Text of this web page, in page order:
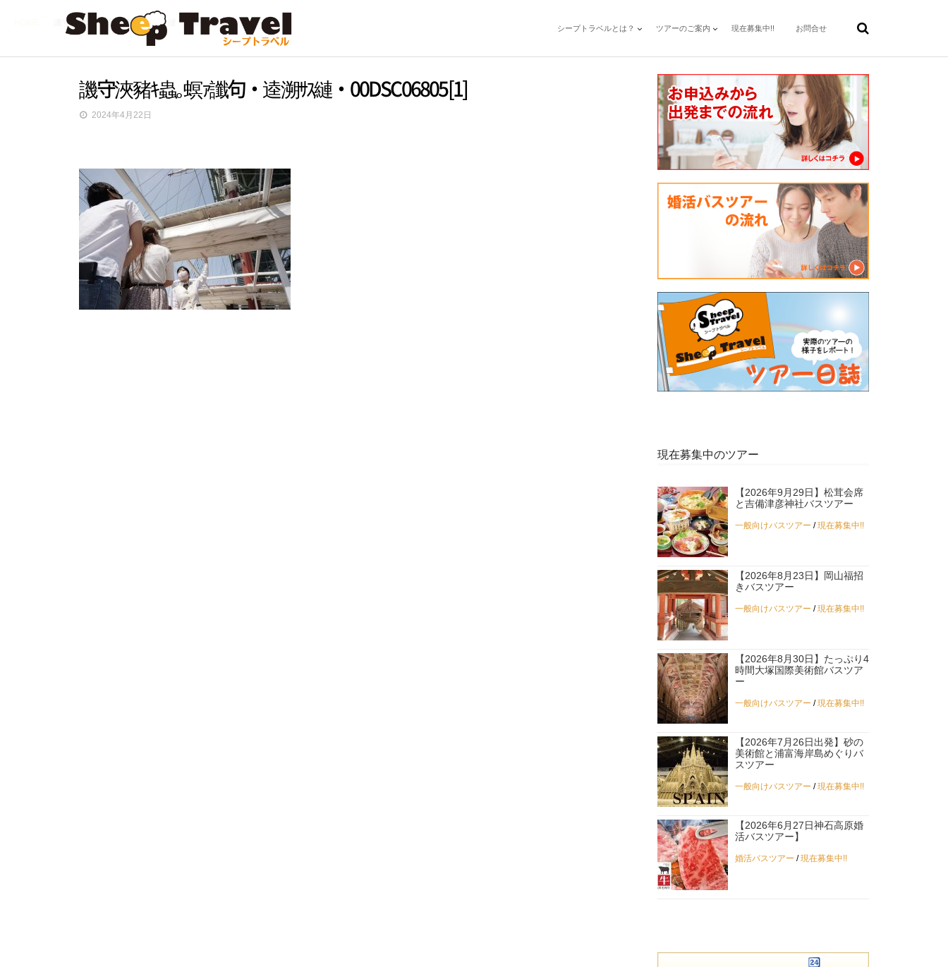
シープトラベルとは？ ツアーのご案内 現在募集中!! お問合せ
譏守浹豬ｷ蟲｡螟ｧ讖句・逵溯ｻｽ縺・00DSC06805[1]
譏守浹豬ｷ蟲｡螟ｧ讖句・逵溯ｻｽ縺・00DSC06805[1]
2024年4月22日
現在募集中のツアー
【2026年9月29日】松茸会席
と吉備津彦神社バスツアー
一般向けバスツアー /現在募集中!!
【2026年8月23日】岡山福招
きバスツアー
一般向けバスツアー /現在募集中!!
【2026年8月30日】たっぷり4
時間大塚国際美術館バスツア
ー
一般向けバスツアー /現在募集中!!
【2026年7月26日出発】砂の
美術館と浦富海岸島めぐりバ
スツアー
一般向けバスツアー /現在募集中!!
【2026年6月27日神石高原婚
活バスツアー】
婚活バスツアー /現在募集中!!